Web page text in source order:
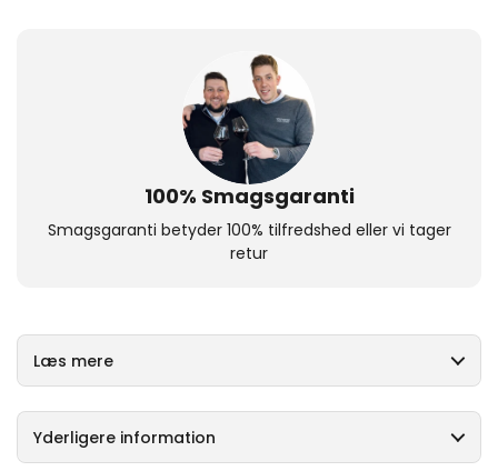
100% Smagsgaranti
Smagsgaranti betyder 100% tilfredshed eller vi tager
retur
Læs mere
Yderligere information